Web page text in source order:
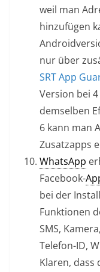
weil man
hinzufügen
nur über
SRT App
Version bei
demselben
6 kann man
Zusatzapps
WhatsApp
Facebook-
bei der
Funktionen
SMS,
Telefon-ID,
Klaren, dass